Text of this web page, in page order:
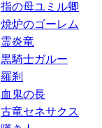
指の母ユミル卿
焼炉のゴーレム
霊炎竜
黒騎士ガルー
羅刹
血鬼の長
古竜セネサクス